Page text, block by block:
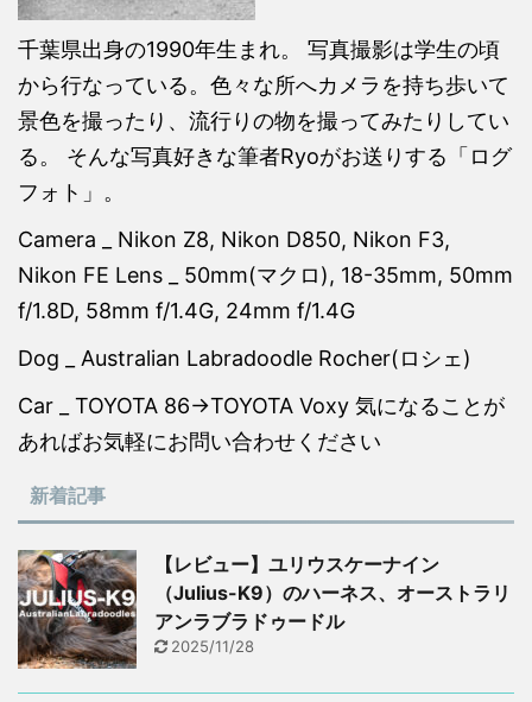
千葉県出身の1990年生まれ。 写真撮影は学生の頃
から行なっている。色々な所へカメラを持ち歩いて
景色を撮ったり、流行りの物を撮ってみたりしてい
る。 そんな写真好きな筆者Ryoがお送りする「ログ
フォト」。
Camera _ Nikon Z8, Nikon D850, Nikon F3,
Nikon FE Lens _ 50mm(マクロ), 18-35mm, 50mm
f/1.8D, 58mm f/1.4G, 24mm f/1.4G
Dog _ Australian Labradoodle Rocher(ロシェ)
Car _ TOYOTA 86→TOYOTA Voxy 気になることが
あればお気軽にお問い合わせください
新着記事
【レビュー】ユリウスケーナイン
（Julius-K9）のハーネス、オーストラリ
アンラブラドゥードル
2025/11/28